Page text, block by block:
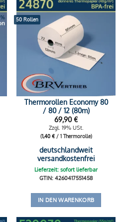
50 Rollen
Thermorollen Economy 80
/ 80 / 12 (80m)
69,90€
Zzgl. 19% USt.
(1,40 €/ 1 Thermorolle)
deutschlandweit
versandkostenfrei
Lieferzeit: sofort lieferbar
GTIN: 4260417551458
IN DEN WARENKORB